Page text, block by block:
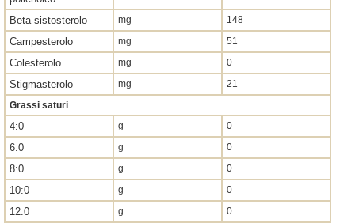
Beta-sistosterolo mg 148
Campesterolo mg 51
Colesterolo mg 0
Stigmasterolo mg
21
Grassi saturi
4:0 g 0
6:0 g 0
8:0 g 0
10:0 g 0
12:0 g 0